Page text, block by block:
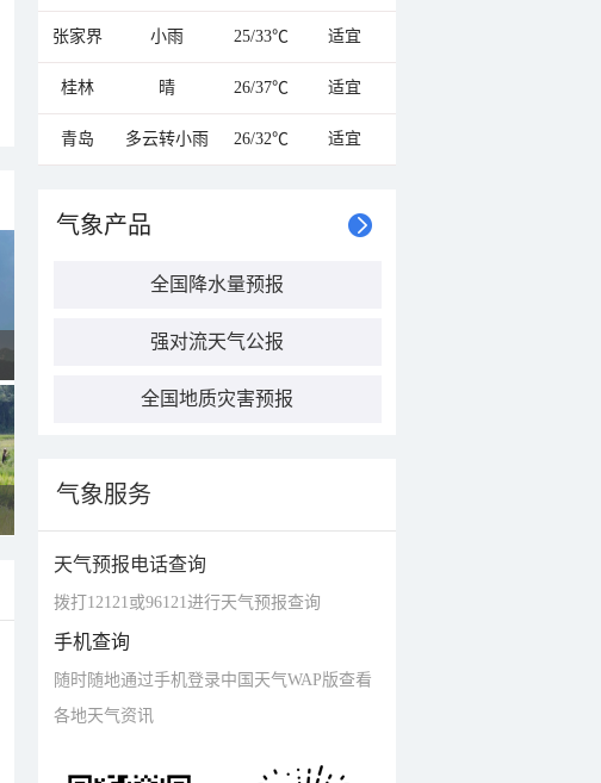
张家界 小雨 25/33℃ 适宜
桂林 晴 26/37℃ 适宜
青岛 多云转小雨 26/32℃ 适宜
气象产品
全国降水量预报
强对流天气公报
全国地质灾害预报
气象服务
天气预报电话查询
拨打12121或96121进行天气预报查询
手机查询
随时随地通过手机登录中国天气WAP版查看
各地天气资讯